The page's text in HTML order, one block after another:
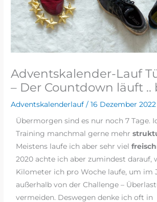
Adventskalender-Lauf
– Der Countdown läuft ..
Adventskalenderlauf /16 Dezember 2022
Übermorgen sind es nur noch 7 Tage.
Training manchmal gerne mehr
Meistens laufe ich aber sehr viel
2020 achte ich aber zumindest darauf,
Kilometer ich pro Woche laufe, um im
außerhalb von der Challenge –
vermeiden. Deswegen denke ich oft in